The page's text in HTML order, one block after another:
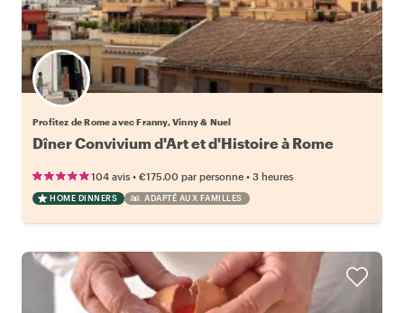
Profitez de Rome avec Franny, Vinny & Nuel
Dîner Convivium d'Art et d'Histoire à Rome
104 avis • €175.00 par personne • 3 heures
HOME DINNERS ADAPTÉ AUX FAMILLES